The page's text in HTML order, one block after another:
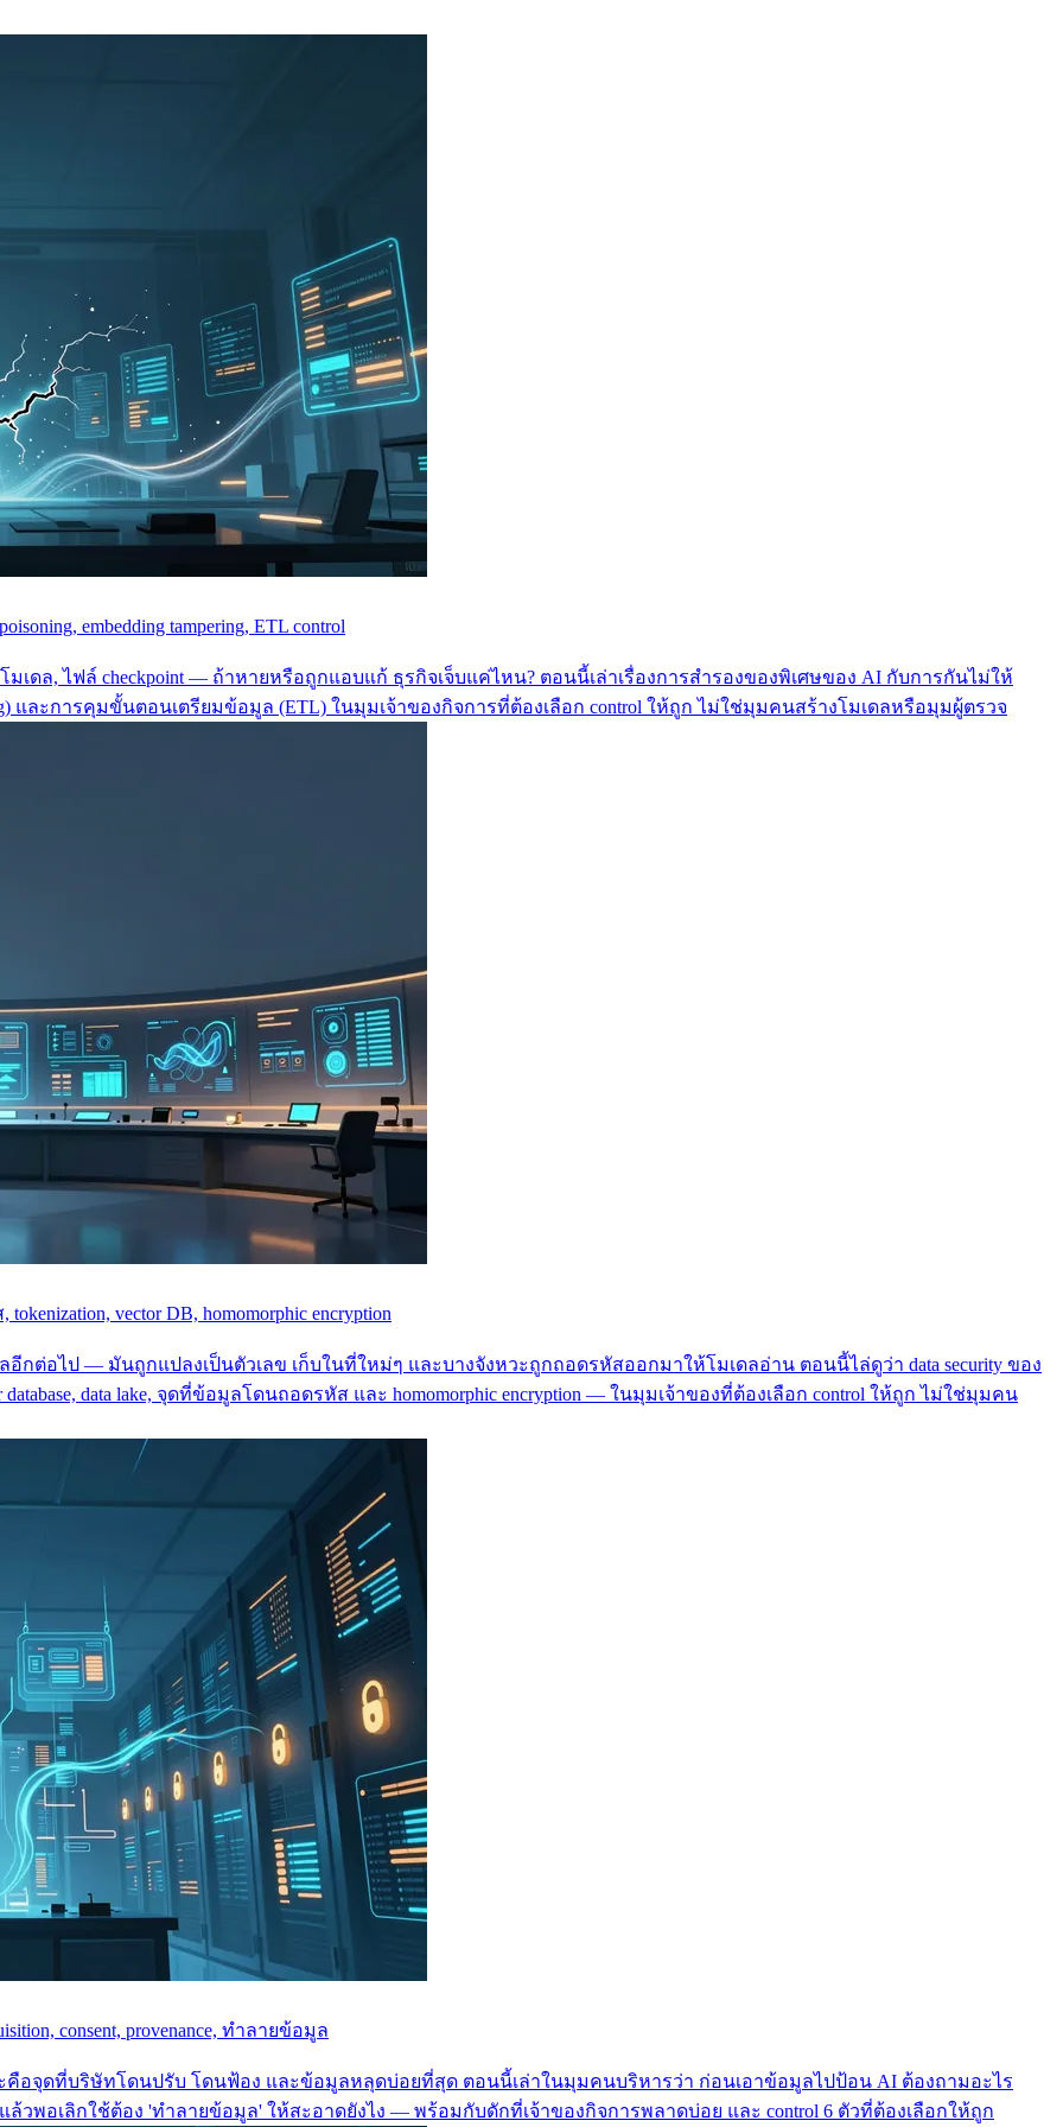
embedding tampering, ETL control
ดล, ไฟล์ checkpoint — ถ้าหายหรือถูกแอบแก้ ธุรกิจเจ็บแค่ไหน? ตอนนี้เล่าเรื่องการสำรองของพิเศษของ AI กับการกันไม่ให้
และการคุมขั้นตอนเตรียมข้อมูล (ETL) ในมุมเจ้าของกิจการที่ต้องเลือก control ให้ถูก ไม่ใช่มุมคนสร้างโมเดลหรือมุมผู้ตรวจ
vector DB, homomorphic encryption
ต่อไป — มันถูกแปลงเป็นตัวเลข เก็บในที่ใหม่ๆ และบางจังหวะถูกถอดรหัสออกมาให้โมเดลอ่าน ตอนนี้ไล่ดูว่า data security ของ
database, data lake, จุดที่ข้อมูลโดนถอดรหัส และ homomorphic encryption — ในมุมเจ้าของที่ต้องเลือก control ให้ถูก ไม่ใช่มุมคน
consent, provenance, ทำลายข้อมูล
คือจุดที่บริษัทโดนปรับ โดนฟ้อง และข้อมูลหลุดบ่อยที่สุด ตอนนี้เล่าในมุมคนบริหารว่า ก่อนเอาข้อมูลไปป้อน AI ต้องถามอะไร
ล้วพอเลิกใช้ต้อง 'ทำลายข้อมูล' ให้สะอาดยังไง — พร้อมกับดักที่เจ้าของกิจการพลาดบ่อย และ control 6 ตัวที่ต้องเลือกให้ถูก